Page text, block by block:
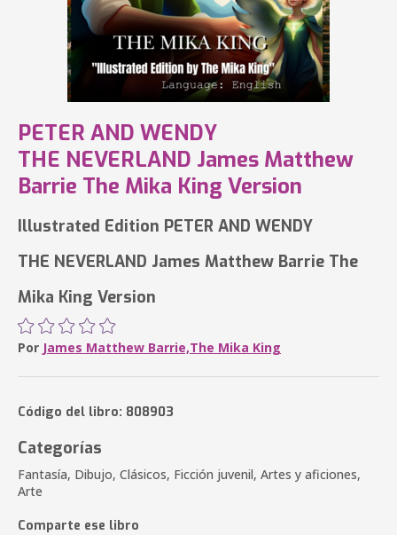
PETER AND WENDY
THE NEVERLAND James Matthew
Barrie The Mika King Version
Illustrated Edition PETER AND WENDY
THE NEVERLAND James Matthew Barrie The
Mika King Version
Por James Matthew Barrie,The Mika King
Código del libro: 808903
Categorías
Fantasía, Dibujo, Clásicos, Ficción juvenil, Artes y aficiones,
Arte
Comparte ese libro